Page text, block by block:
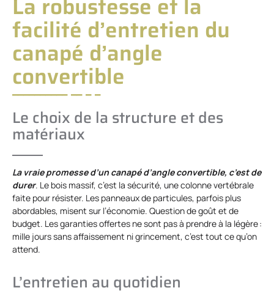
facilité d’entretien du
canapé d’angle
convertible
Le choix de la structure et des
matériaux
La vraie promesse d’un canapé d’angle convertible, c’est de
durer. Le bois massif, c’est la sécurité, une colonne vertébrale
faite pour résister. Les panneaux de particules, parfois plus
abordables, misent sur l’économie. Question de goût et de
budget. Les garanties offertes ne sont pas à prendre à la légère :
mille jours sans affaissement ni grincement, c’est tout ce qu’on
attend.
L’entretien au quotidien